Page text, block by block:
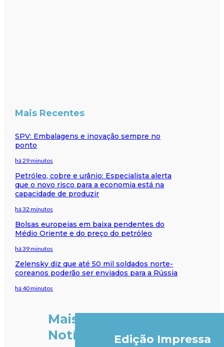
Mais Recentes
SPV: Embalagens e inovação sempre no
ponto
há 29 minutos
Petróleo, cobre e urânio: Especialista alerta
que o novo risco para a economia está na
capacidade de produzir
há 32 minutos
Bolsas europeias em baixa pendentes do
Médio Oriente e do preço do petróleo
há 39 minutos
Zelensky diz que até 50 mil soldados norte-
coreanos poderão ser enviados para a Rússia
há 40 minutos
Mais
Notícias
Edição Impressa